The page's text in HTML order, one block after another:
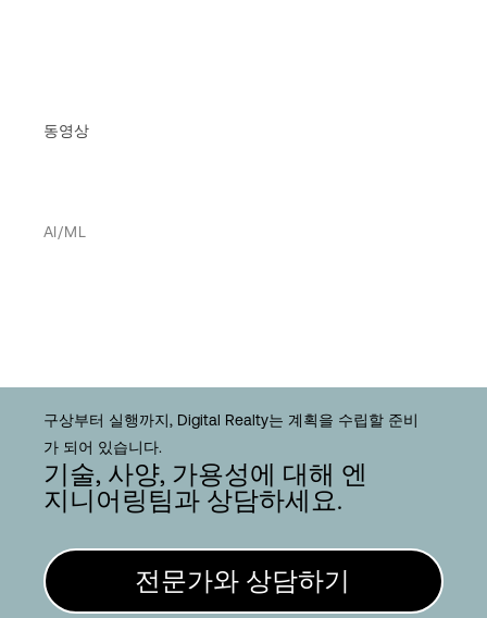
동영상
AI/ML
구상부터 실행까지, Digital Realty는 계획을 수립할 준비
가 되어 있습니다.
기술, 사양, 가용성에 대해 엔
지니어링팀과 상담하세요.
전문가와 상담하기